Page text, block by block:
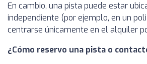
En cambio, una pista puede estar
independiente (por ejemplo, en un
centrarse únicamente en el alquiler
¿Cómo reservo una pista o